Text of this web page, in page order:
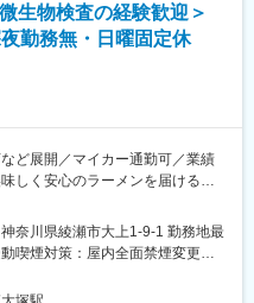
えを持ちながら物事を進められ
、謙虚な姿勢で業務に取り組め
行動できる方
生物検査の経験歓迎＞
勤務無・日曜固定休
ど展開／マイカー通勤可／業績
しく安心のラーメンを届けるた
常に提供するため、自社の製麺
奈川県綾瀬市大上1‐9‐1 勤務地最
喫煙対策：屋内全面禁煙変更の